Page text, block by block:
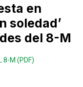
en
soledad’
del 8-M
8-M (PDF)